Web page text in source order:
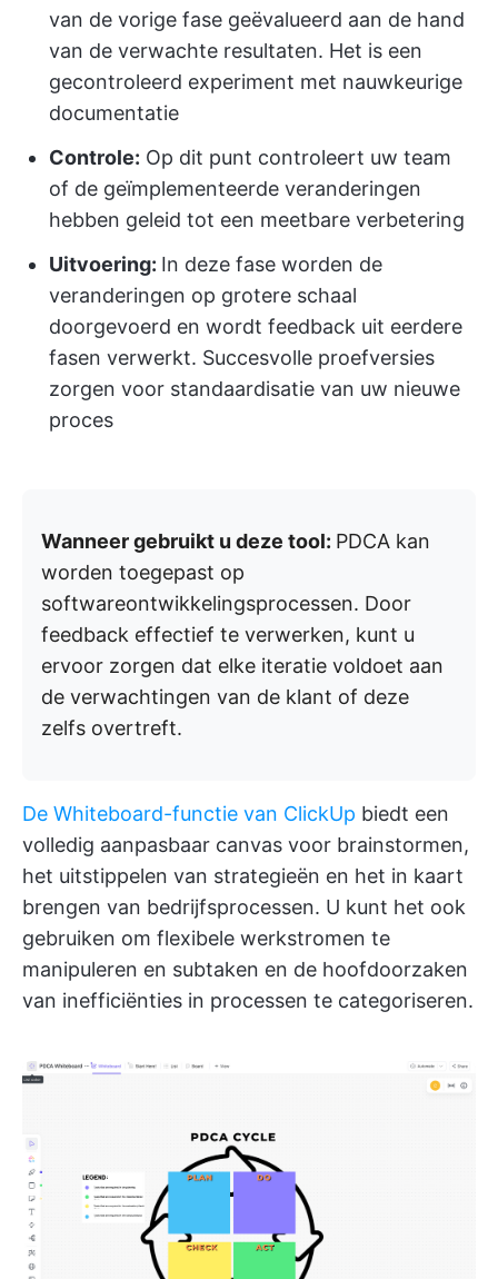
van de vorige fase geëvalueerd aan de hand
van de verwachte resultaten. Het is een
gecontroleerd experiment met nauwkeurige
documentatie
Controle: Op dit punt controleert uw team
of de geïmplementeerde veranderingen
hebben geleid tot een meetbare verbetering
Uitvoering: In deze fase worden de
veranderingen op grotere schaal
doorgevoerd en wordt feedback uit eerdere
fasen verwerkt. Succesvolle proefversies
zorgen voor standaardisatie van uw nieuwe
proces
Wanneer gebruikt u deze tool: PDCA kan
worden toegepast op
softwareontwikkelingsprocessen. Door
feedback effectief te verwerken, kunt u
ervoor zorgen dat elke iteratie voldoet aan
de verwachtingen van de klant of deze
zelfs overtreft.
De Whiteboard-functie van ClickUp biedt een
volledig aanpasbaar canvas voor brainstormen,
het uitstippelen van strategieën en het in kaart
brengen van bedrijfsprocessen. U kunt het ook
gebruiken om flexibele werkstromen te
manipuleren en subtaken en de hoofdoorzaken
van inefficiënties in processen te categoriseren.